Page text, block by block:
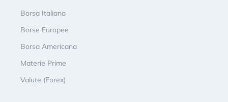
Borsa Italiana
Borse Europee
Borsa Americana
Materie Prime
Valute (Forex)